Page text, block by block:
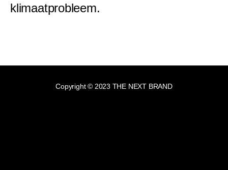
klimaatprobleem.
Copyright © 2023 THE NEXT BRAND